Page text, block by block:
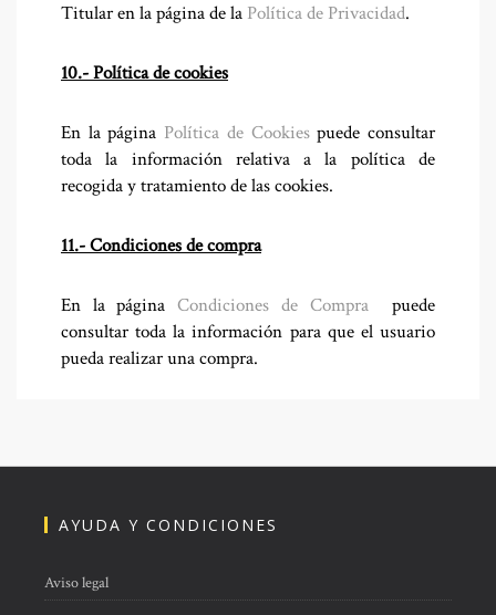
Titular en la página de la Política de Privacidad.
10.- Política de cookies
En la página Política de Cookiespuede consultar
toda la información relativa a la política de
recogida y tratamiento de las cookies.
11.- Condiciones de compra
En la páginaCondiciones de Comprapuede
consultar toda la información para que el usuario
pueda realizar una compra.
AYUDA Y CONDICIONES
Aviso legal